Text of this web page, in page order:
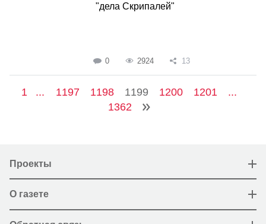
"дела Скрипалей"
0 2924 13
1 ... 1197 1198 1199 1200 1201
...
1362
Проекты
О газете